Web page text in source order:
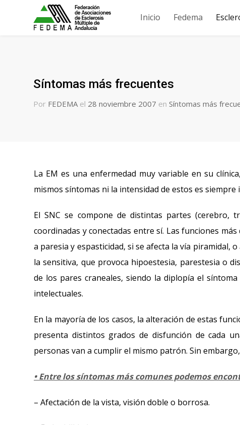
Inicio Fedema
Síntomas más frecuentes
Por FEDEMA el 28 noviembre 2007 en Síntomas más
La EM es una enfermedad muy variable en su
mismos síntomas ni la intensidad de estos es
El SNC se compone de distintas partes (cerebro,
coordinadas y conectadas entre sí. Las funciones
a paresia y espasticidad, si se afecta la vía piramidal,
la sensitiva, que provoca hipoestesia, parestesia o
de los pares craneales, siendo la diplopía el
intelectuales.
En la mayoría de los casos, la alteración de estas
presenta distintos grados de disfunción de cada
personas van a cumplir el mismo patrón. Sin
• Entre los síntomas más comunes podemos
– Afectación de la vista, visión doble o borrosa.